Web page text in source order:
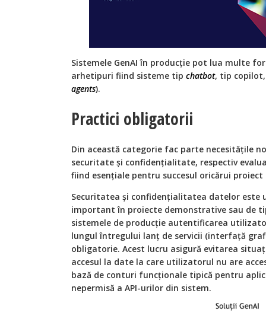
Sistemele GenAI în producție pot lua multe
arhetipuri fiind sisteme tip chatbot, tip
agents).
Practici obligatorii
Din această categorie fac parte necesitățile
securitate și confidențialitate, respectiv
fiind esențiale pentru succesul oricărui proiect
Securitatea și confidențialitatea datelor este
important în proiecte demonstrative sau de
sistemele de producție autentificarea
lungul întregului lanț de servicii (interfață
obligatorie. Acest lucru asigură evitarea
accesul la date la care utilizatorul nu are
bază de conturi funcționale tipică pentru
nepermisă a API-urilor din sistem.